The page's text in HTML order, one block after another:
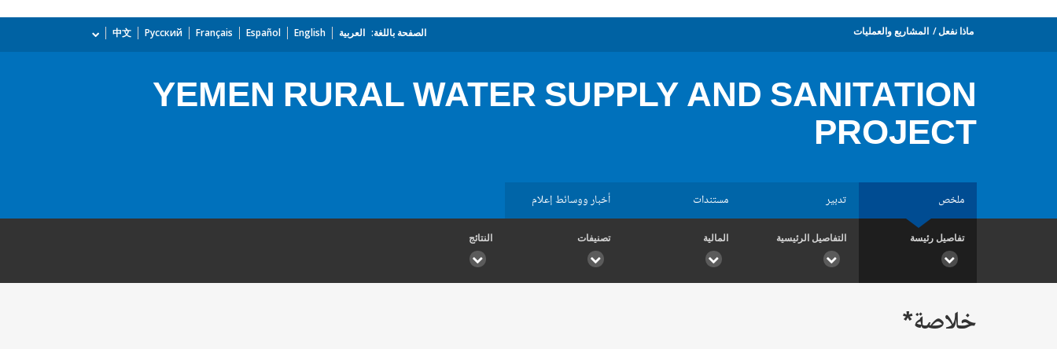
ماذا نفعل المشاريع والعمليات الصفحة باللغة: العربية English
Español
Français
Русский
中文
YEMEN RURAL WATER SUPPLY AND SANITATION
PROJECT
ملخص تدبير مستندات أخبار ووسائط إعلام
تفاصيل رئيسة التفاصيل الرئيسية المالية تصنيفات النتائج
خلاصة*